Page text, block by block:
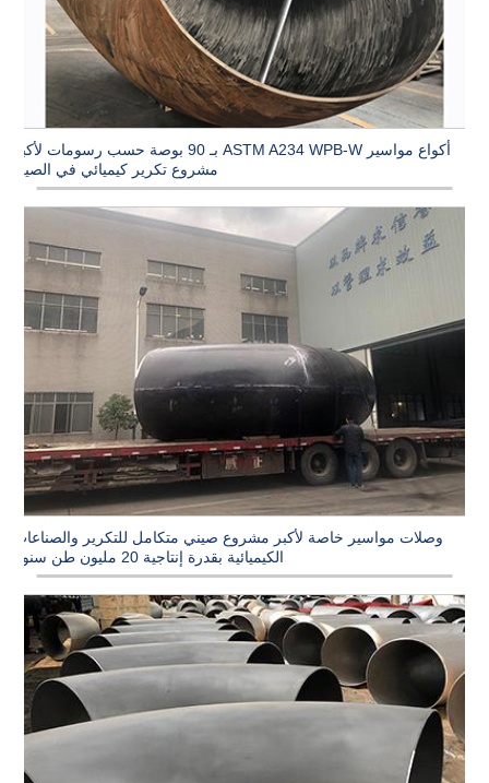
أكواع مواسير ASTM A234 WPB-W بـ 90 بوصة حسب رسومات لأكبر
مشروع تكرير كيميائي في الصين
وصلات مواسير خاصة لأكبر مشروع صيني متكامل للتكرير والصناعات
الكيميائية بقدرة إنتاجية 20 مليون طن سنوياً